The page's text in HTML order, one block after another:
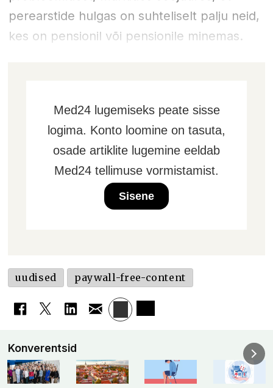
perearstide hulgas on suhteliselt palju neid,
kes on pensionil või pensionile minemas.
Med24 lugemiseks peate sisse
logima. Konto loomine on tasuta,
osade artiklite lugemine eeldab
Med24 tellimuse vormistamist.
Sisene
uudised paywall-free-content
Konverentsid